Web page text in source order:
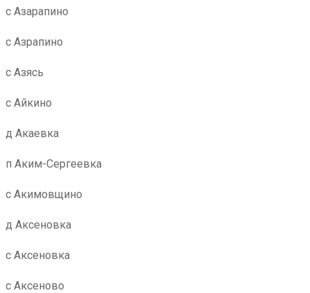
с Азарапино
с Азрапино
с Азясь
с Айкино
д Акаевка
п Аким-Сергеевка
с Акимовщино
д Аксеновка
с Аксеновка
с Аксеново